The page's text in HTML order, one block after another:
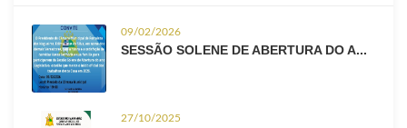
09/02/2026
SESSÃO SOLENE DE ABERTURA DO A...
27/10/2025